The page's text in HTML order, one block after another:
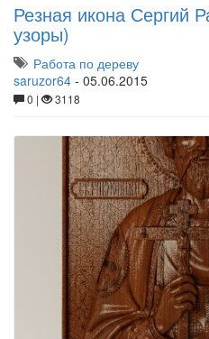
Резная икона Сергий
узоры)
Работа по дереву
saruzor64 - 05.06.2015
0 | 3118